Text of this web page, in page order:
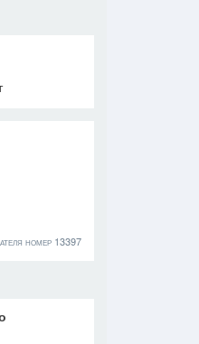
номер 13397